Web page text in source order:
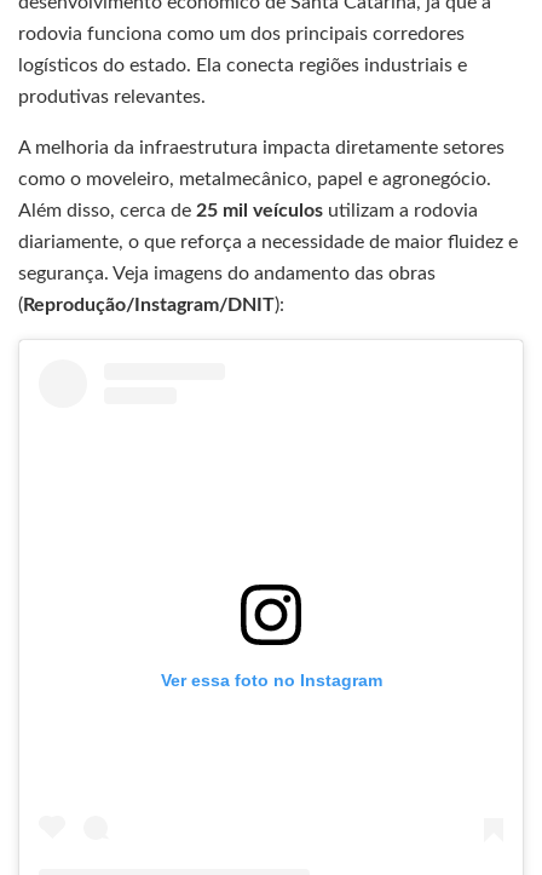
rodovia funciona como um dos principais corredores
logísticos do estado. Ela conecta regiões industriais e
produtivas relevantes.
A melhoria da infraestrutura impacta diretamente setores
como o moveleiro, metalmecânico, papel e agronegócio.
Além disso, cerca de 25 mil veículos utilizam a rodovia
diariamente, o que reforça a necessidade de maior fluidez e
segurança. Veja imagens do andamento das obras
(Reprodução/Instagram/DNIT):
Ver essa foto no Instagram